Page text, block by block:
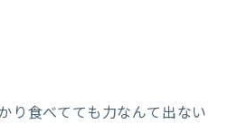
り食べてても力なんて出ない